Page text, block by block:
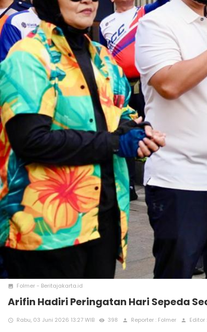
photo Folmer - Beritajakarta.id
Arifin Hadiri Peringatan Hari Sepeda
access_time Rabu, 03 Juni 2026 13:27 WIB remove_red_eye 398 person Reporter : Folmer person Editor